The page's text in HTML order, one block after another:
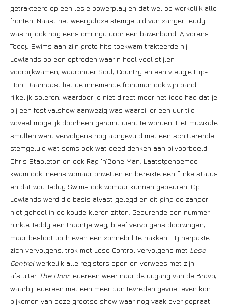
getrakteerd op een lesje powerplay en dat wel op werkelijk alle
fronten. Naast het weergaloze stemgeluid van zanger Teddy
was hij ook nog eens omringd door een bazenband. Alvorens
Teddy Swims aan zijn grote hits toekwam trakteerde hij
Lowlands op een optreden waarin heel veel stijlen
voorbijkwamen, waaronder Soul, Country en een vleugje Hip-
Hop. Daarnaast liet de innemende frontman ook zijn band
rijkelijk soleren, waardoor je niet direct meer het idee had dat je
bij een festivalshow aanwezig was waarbij er een uur tijd
zoveel mogelijk doorheen geramd dient te worden. Het muzikale
smullen werd vervolgens nog aangevuld met een schitterende
stemgeluid wat soms ook wat deed denken aan bijvoorbeeld
Chris Stapleton en ook Rag ‘n’Bone Man. Laatstgenoemde
kwam ook ineens zomaar opzetten en bereikte een flinke status
en dat zou Teddy Swims ook zomaar kunnen gebeuren. Op
Lowlands werd die basis alvast gelegd en dit ging de zanger
niet geheel in de koude kleren zitten. Gedurende een nummer
pinkte Teddy een traantje weg, bleef vervolgens doorzingen,
maar besloot toch even een zonnebril te pakken. Hij herpakte
zich vervolgens, trok met Lose Control vervolgens met Lose
Controlwerkelijk alle registers open en verwees met zijn
afsluiter The Dooriedereen weer naar de uitgang van de Bravo,
waarbij iedereen met een meer dan tevreden gevoel even kon
bijkomen van deze grootse show waar nog vaak over gepraat